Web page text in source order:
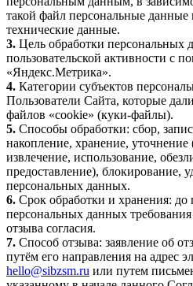
такой файл персональные
технические данные.
3. Цель обработки персональных
пользовательской активности с
«Яндекс.Метрика».
4. Категории субъектов
Пользователи Сайта, которые
файлов «cookie» (куки-файлы).
5. Способы обработки: сбор,
накопление, хранение,
извлечение, использование,
предоставление), блокирование,
персональных данных.
6. Срок обработки и хранения: до
персональных данных
отзыва согласия.
7. Способ отзыва: заявление об
путём его направления на адрес
hello@sibzsm.ru или путем